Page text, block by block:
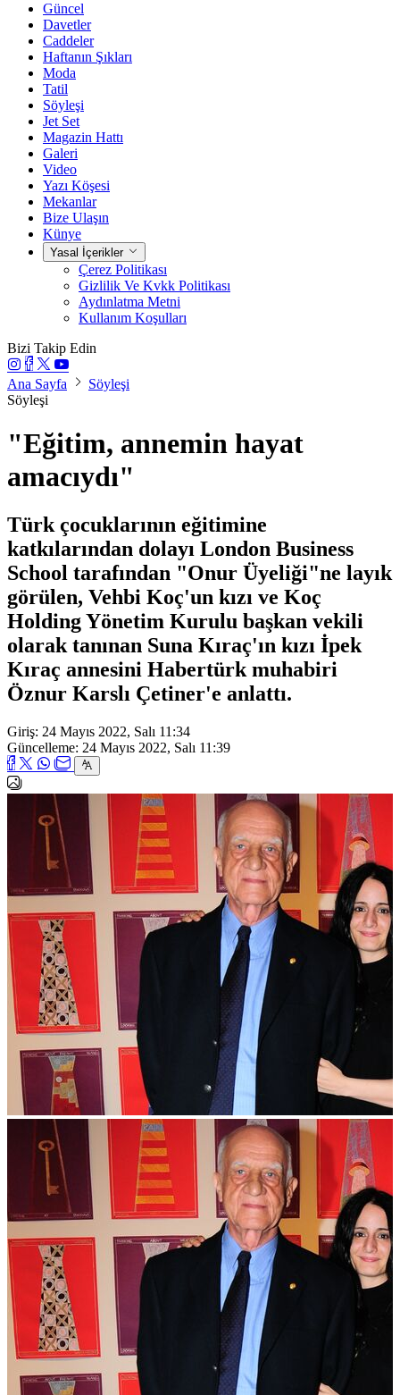
Güncel
Davetler
Caddeler
Haftanın Şıkları
Moda
Tatil
Söyleşi
Jet Set
Magazin Hattı
Galeri
Video
Yazı Köşesi
Mekanlar
Bize Ulaşın
Künye
Yasal İçerikler
Çerez Politikası
Gizlilik Ve Kvkk Politikası
Aydınlatma Metni
Kullanım Koşulları
Bizi Takip Edin
Ana Sayfa
Söyleşi
Söyleşi
"Eğitim, annemin hayat
amacıydı"
Türk çocuklarının eğitimine
katkılarından dolayı London Business
School tarafından "Onur Üyeliği"ne layık
görülen, Vehbi Koç'un kızı ve Koç
Holding Yönetim Kurulu başkan vekili
olarak tanınan Suna Kıraç'ın kızı İpek
Kıraç annesini Habertürk muhabiri
Öznur Karslı Çetiner'e anlattı.
Giriş: 24 Mayıs 2022, Salı 11:34
Güncelleme: 24 Mayıs 2022, Salı 11:39